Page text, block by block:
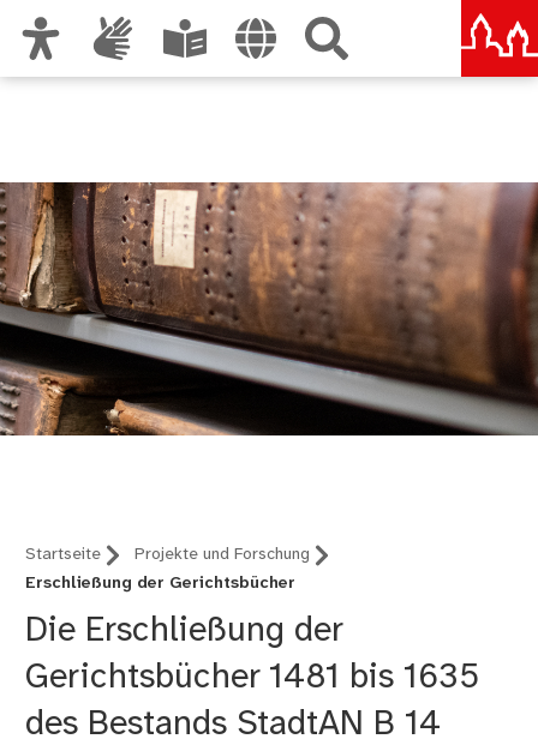
Startseite
Projekte und Forschung
Erschließung der Gerichtsbücher
Die Erschließung der
Gerichtsbücher 1481 bis 1635
des Bestands StadtAN B 14